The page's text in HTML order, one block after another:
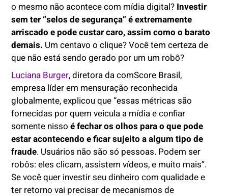
o mesmo não acontece com mídia digital? Investir
sem ter “selos de segurança” é extremamente
arriscado e pode custar caro, assim como o barato
demais. Um centavo o clique? Você tem certeza de
que não está sendo gerado por um um robô?
Luciana Burger, diretora da comScore Brasil,
empresa líder em mensuração reconhecida
globalmente, explicou que “essas métricas são
fornecidas por quem veicula a mídia e confiar
somente nisso é fechar os olhos para o que pode
estar acontecendo e ficar sujeito a algum tipo de
fraude. Usuários não são só pessoas. Podem ser
robôs: eles clicam, assistem vídeos, e muito mais”.
Se você quer investir seu dinheiro com qualidade e
ter retorno vai precisar de mecanismos de